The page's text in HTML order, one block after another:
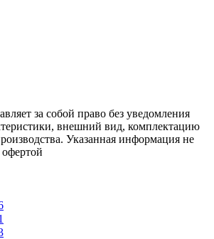
за собой право без уведомления
внешний вид, комплектацию
Указанная информация не